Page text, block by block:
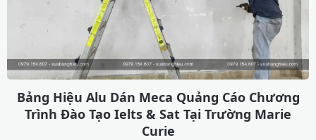
Bảng Hiệu Alu Dán Meca Quảng Cáo Chương
Trình Đào Tạo Ielts & Sat Tại Trường Marie
Curie